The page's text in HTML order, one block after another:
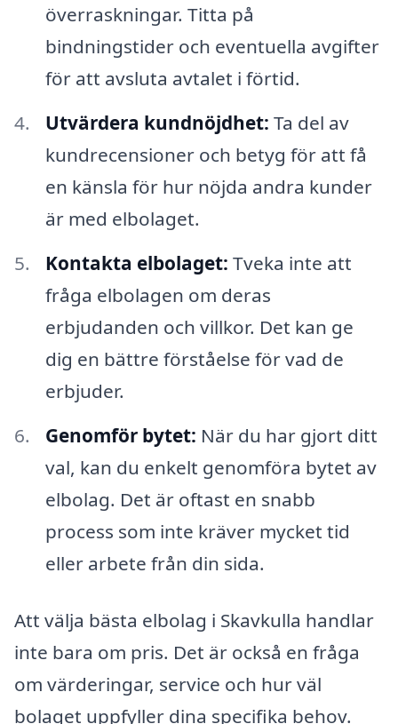
överraskningar. Titta på
bindningstider och eventuella avgifter
för att avsluta avtalet i förtid.
Utvärdera kundnöjdhet: Ta del av
kundrecensioner och betyg för att få
en känsla för hur nöjda andra kunder
är med elbolaget.
Kontakta elbolaget: Tveka inte att
fråga elbolagen om deras
erbjudanden och villkor. Det kan ge
dig en bättre förståelse för vad de
erbjuder.
Genomför bytet: När du har gjort ditt
val, kan du enkelt genomföra bytet av
elbolag. Det är oftast en snabb
process som inte kräver mycket tid
eller arbete från din sida.
Att välja bästa elbolag i Skavkulla handlar
inte bara om pris. Det är också en fråga
om värderingar, service och hur väl
bolaget uppfyller dina specifika behov.